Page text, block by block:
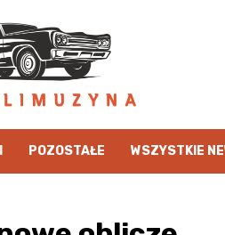
POZOSTAŁE WSZYSTKIE